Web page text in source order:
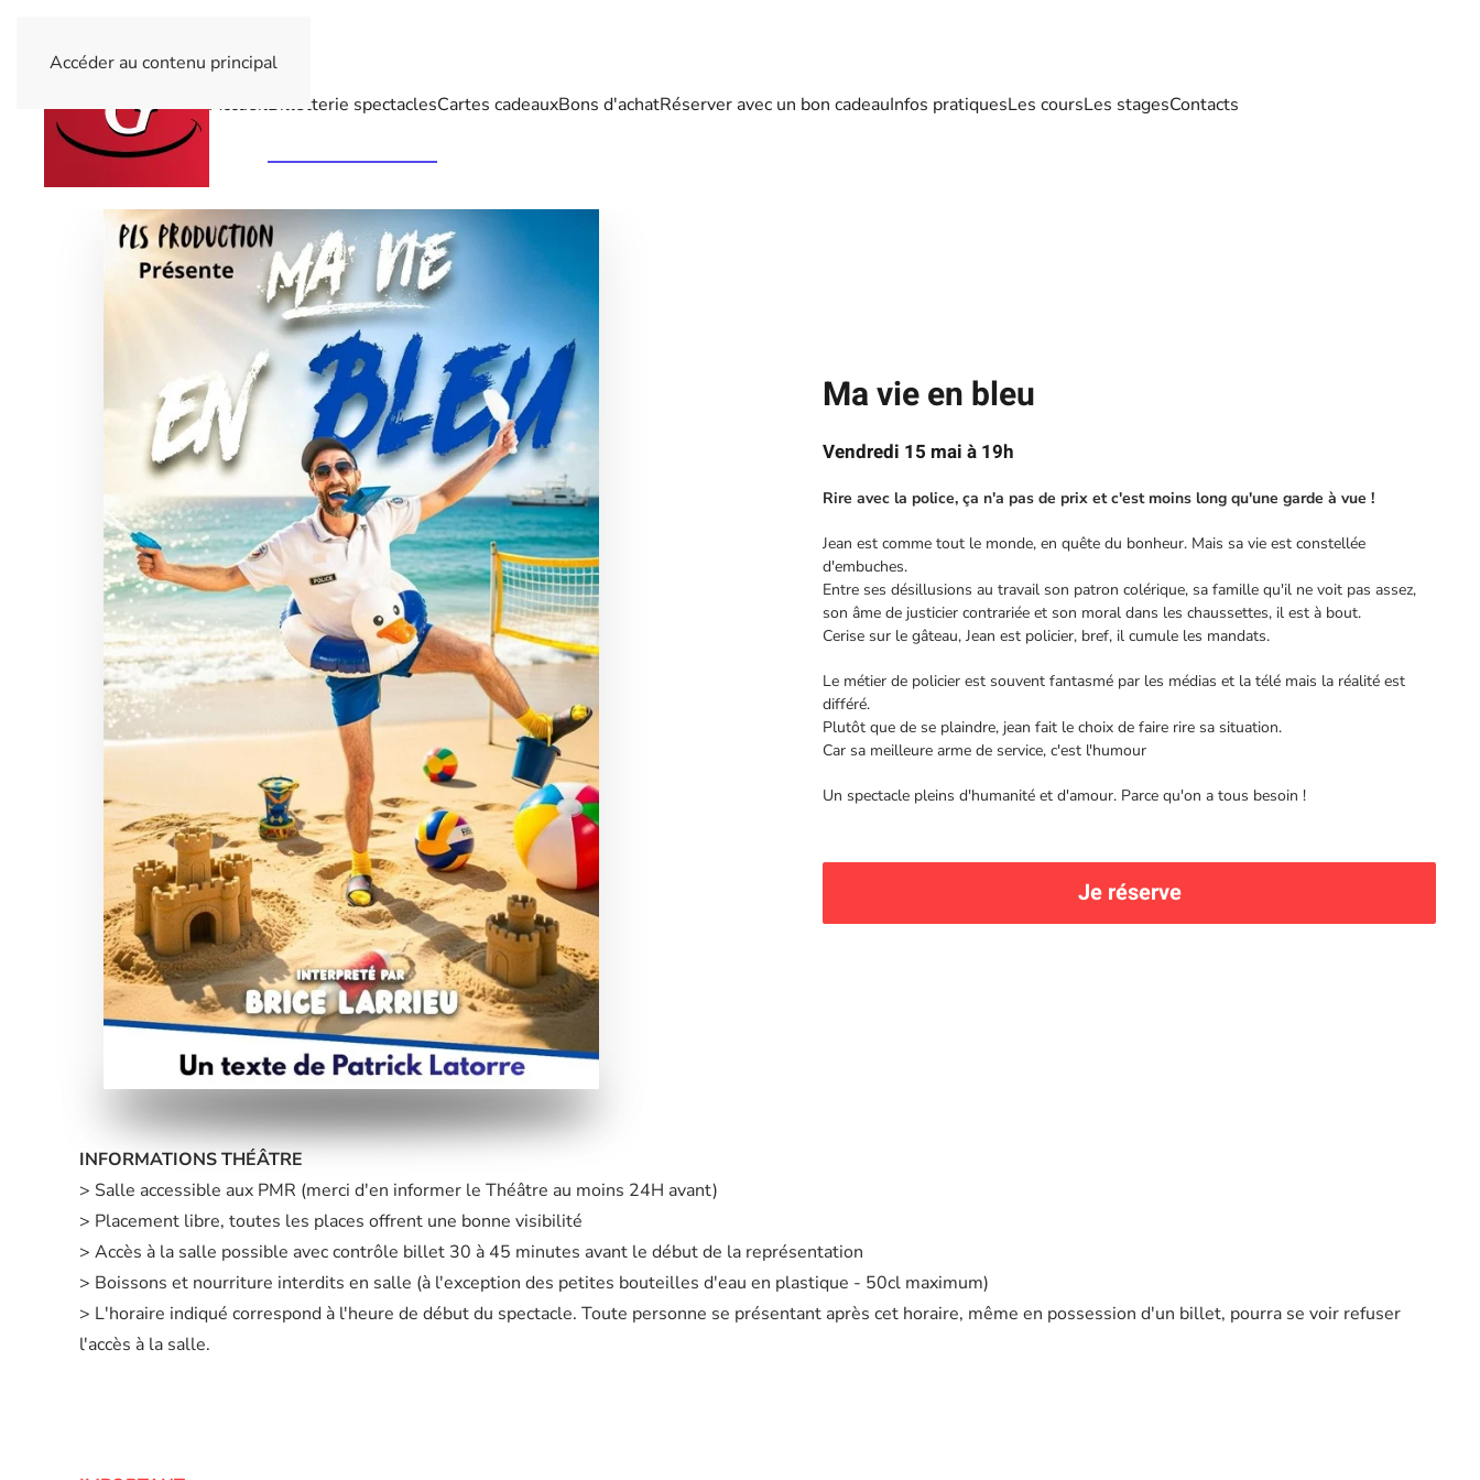
Accéder au contenu principal
AccueilBilletterie spectaclesCartes cadeauxBons d'achatRéserver avec un bon cadeauInfos pratiquesLes coursLes stagesContacts
Ma vie en bleu
Vendredi 15 mai à 19h
Rire avec la police, ça n'a pas de prix et c'est moins long qu'une garde à vue !
Jean est comme tout le monde, en quête du bonheur. Mais sa vie est constellée
d'embuches.
Entre ses désillusions au travail son patron colérique, sa famille qu'il ne voit pas assez,
son âme de justicier contrariée et son moral dans les chaussettes, il est à bout.
Cerise sur le gâteau, Jean est policier, bref, il cumule les mandats.
Le métier de policier est souvent fantasmé par les médias et la télé mais la réalité est
différé.
Plutôt que de se plaindre, jean fait le choix de faire rire sa situation.
Car sa meilleure arme de service, c'est l'humour
Un spectacle pleins d'humanité et d'amour. Parce qu'on a tous besoin !
Je réserve
INFORMATIONS THÉÂTRE
> Salle accessible aux PMR (merci d'en informer le Théâtre au moins 24H avant)
> Placement libre, toutes les places offrent une bonne visibilité
> Accès à la salle possible avec contrôle billet 30 à 45 minutes avant le début de la représentation
> Boissons et nourriture interdits en salle (à l'exception des petites bouteilles d'eau en plastique - 50cl maximum)
> L'horaire indiqué correspond à l'heure de début du spectacle. Toute personne se présentant après cet horaire, même en possession d'un billet, pourra se voir refuser
l'accès à la salle.